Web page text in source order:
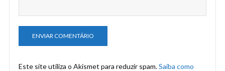
Este site utiliza o Akismet para reduzir spam.Saiba como